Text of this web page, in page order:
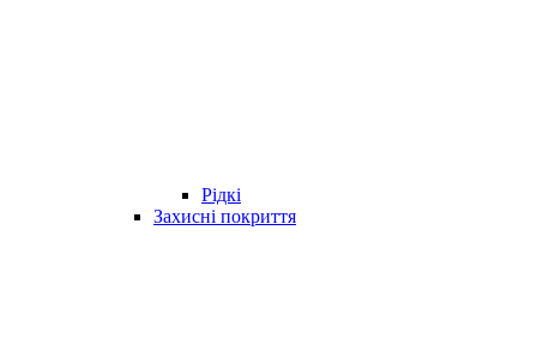
Рідкі
Захисні покриття